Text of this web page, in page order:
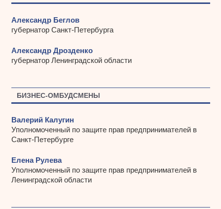
Александр Беглов
губернатор Санкт-Петербурга
Александр Дрозденко
губернатор Ленинградской области
БИЗНЕС-ОМБУДСМЕНЫ
Валерий Калугин
Уполномоченный по защите прав предпринимателей в
Санкт-Петербурге
Елена Рулева
Уполномоченный по защите прав предпринимателей в
Ленинградской области